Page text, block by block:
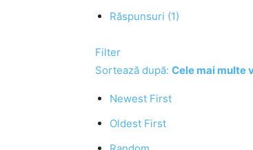
Răspunsuri (1)
Filter
Sortează după: Cele mai multe
Newest First
Oldest First